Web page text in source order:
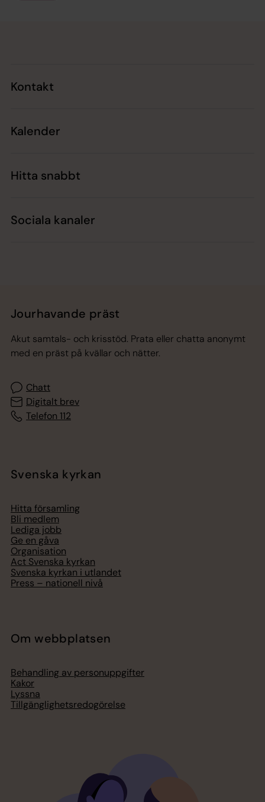
Kontakt
Kalender
Hitta snabbt
Sociala kanaler
Jourhavande präst
Akut samtals- och krisstöd. Prata eller chatta anonymt
med en präst på kvällar och nätter.
Chatt
Digitalt brev
Telefon 112
Svenska kyrkan
Hitta församling
Bli medlem
Lediga jobb
Ge en gåva
Organisation
Act Svenska kyrkan
Svenska kyrkan i utlandet
Press – nationell nivå
Om webbplatsen
Behandling av personuppgifter
Kakor
Lyssna
Tillgänglighetsredogörelse